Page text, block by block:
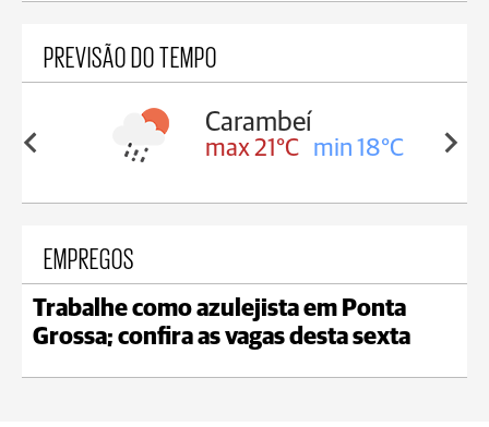
PREVISÃO DO TEMPO
18°C
Carambeí
max 21°C min 18°C
EMPREGOS
Trabalhe como azulejista em Ponta
Grossa; confira as vagas desta sexta